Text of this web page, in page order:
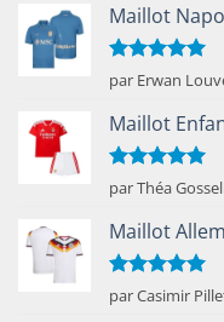
Maillot
Note5sur
5
par Erwan
Maillot
Note5sur
5
par Théa
Maillot
Note5sur
5
par Casimir